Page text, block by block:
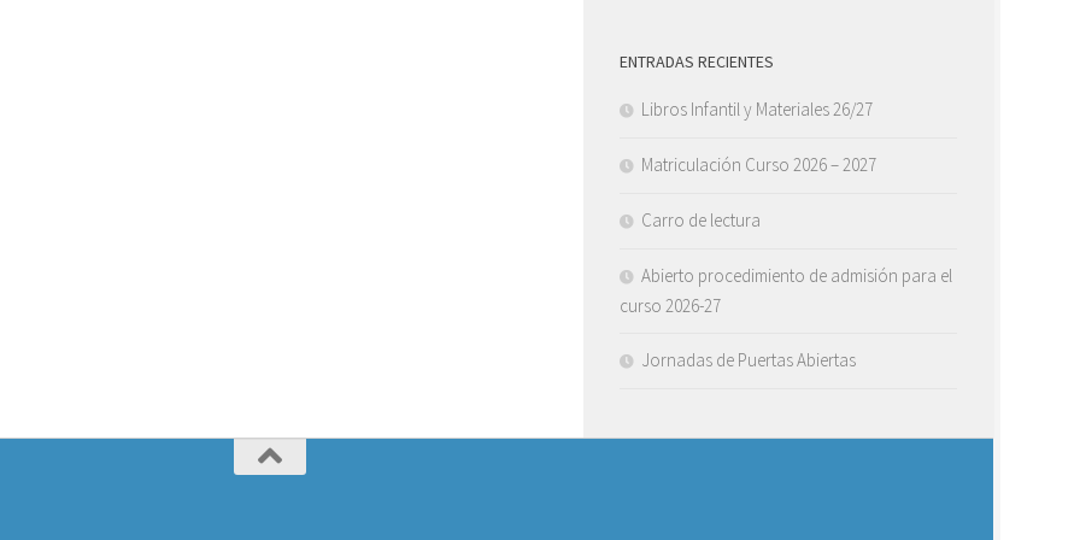
ENTRADAS RECIENTES
Libros Infantil y Materiales 26/27
Matriculación Curso 2026 – 2027
Carro de lectura
Abierto procedimiento de admisión para el
curso 2026-27
Jornadas de Puertas Abiertas